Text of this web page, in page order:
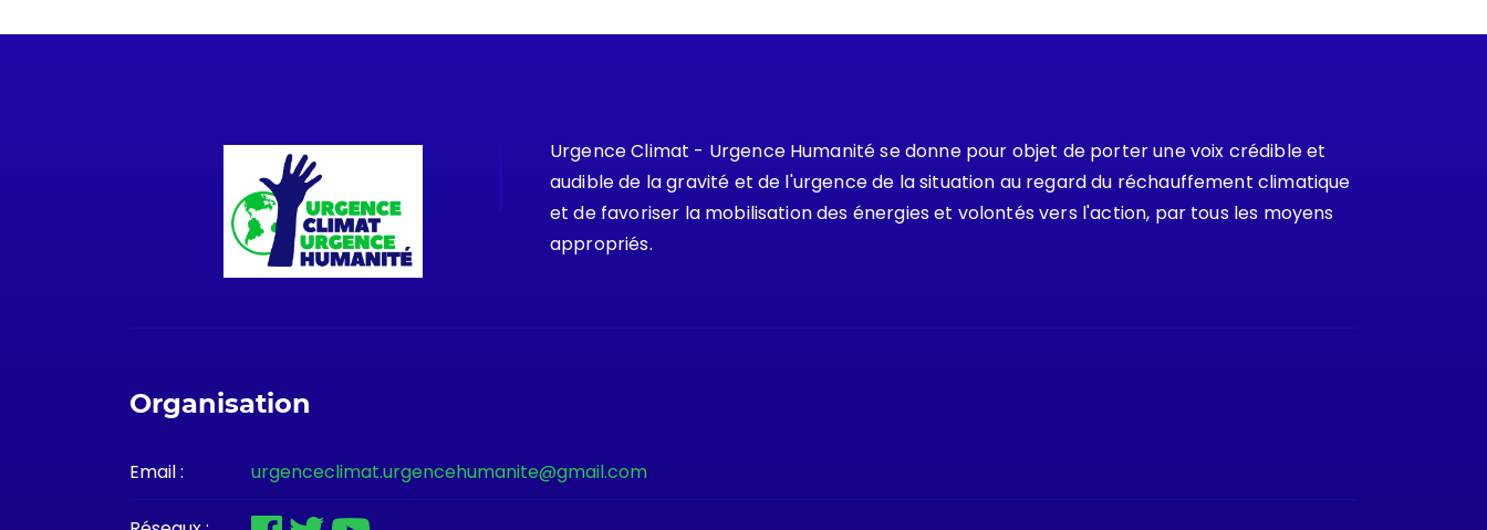
Urgence Climat - Urgence Humanité se donne pour objet de porter une voix crédible et
audible de la gravité et de l'urgence de la situation au regard du réchauffement climatique
et de favoriser la mobilisation des énergies et volontés vers l'action, par tous les moyens
appropriés.
Organisation
Email : urgenceclimat.urgencehumanite@gmail.com